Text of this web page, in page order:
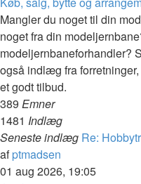
indlæg
Mangler du noget til din
noget fra din
modeljernbaneforhandler?
også indlæg fra
et godt tilbud.
389 Emner
1481 Indlæg
Seneste indlæg Re:
afptmadsen
det
01 aug 2026, 19:05